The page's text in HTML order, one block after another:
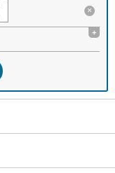
×
+